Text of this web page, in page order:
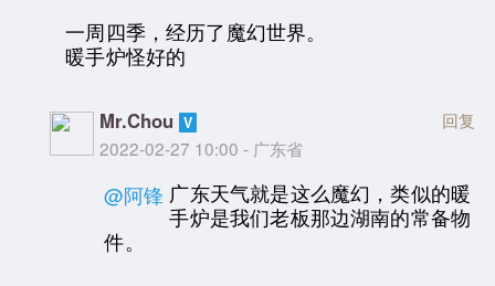
一周四季，经历了魔幻世界。
暖手炉怪好的
Mr.Chou
2022-02-27 10:00 - 广东省
回复
@阿锋 广东天气就是这么魔幻，类似的暖
手炉是我们老板那边湖南的常备物
件。